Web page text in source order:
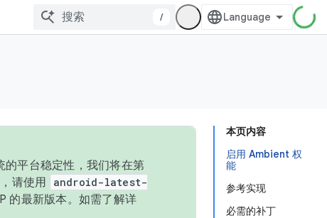
/
本页内容
启用 Ambient 权
能
参考实现
必需的补丁
平台稳定性，我们将在第
请使用
android-latest-
的最新版本。如需了解详